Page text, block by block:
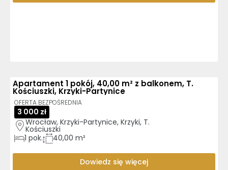
Apartament 1 pokój, 40,00 m² z balkonem, T.
Kościuszki, Krzyki-Partynice
OFERTA BEZPOŚREDNIA
3 000 zł
Wrocław, Krzyki-Partynice, Krzyki, T.
Kościuszki
1 pok. 40,00 m²
Dowiedz się więcej